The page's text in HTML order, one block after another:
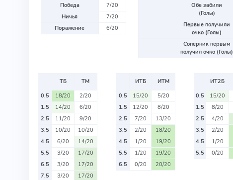
Победа
7/20
Ничья
7/20
Поражение
6/20
Обе забили
(Голы)
Первые получили
очко (Голы)
Соперник первым
получил очко (Голы)
ТБ
ТМ
0.5
18/20
2/20
1.5
14/20
6/20
2.5
11/20
9/20
3.5
10/20
10/20
4.5
6/20
14/20
5.5
3/20
17/20
6.5
3/20
17/20
7.5
3/20
17/20
ИТБ
ИТМ
0.5
15/20
5/20
1.5
12/20
8/20
2.5
7/20
13/20
3.5
2/20
18/20
4.5
1/20
19/20
5.5
1/20
19/20
6.5
0/20 20/20
ИТ2Б
0.5
15/20
1.5
8/20
2.5
4/20
3.5
2/20
4.5
1/20
5.5
0/20